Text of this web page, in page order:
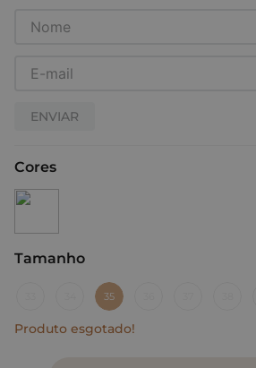
ENVIAR
Cores
Tamanho
35
Produto esgotado!